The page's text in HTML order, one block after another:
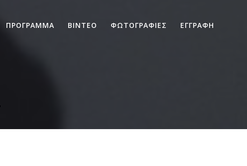
ΠΡΟΓΡΑΜΜΑ ΒΙΝΤΕΟ ΦΩΤΟΓΡΑΦΙΕΣ ΕΓΓΡΑΦΗ